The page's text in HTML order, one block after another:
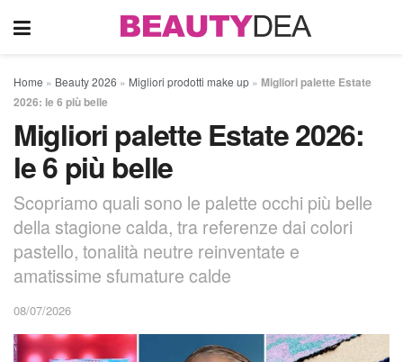
Home » Beauty 2026 » Migliori prodotti make up » Migliori palette Estate
2026: le 6 più belle
Migliori palette Estate 2026:
le 6 più belle
Scopriamo quali sono le palette occhi più belle
della stagione calda, tra referenze dai colori
pastello, tonalità neutre reinventate e
amatissime sfumature calde
08/07/2026